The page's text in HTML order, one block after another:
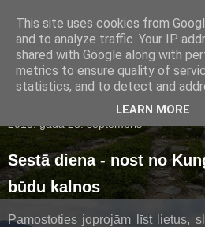
Rams blogs
2013. gada 28. septembris
Sestā diena - nost no
būdu kalnos
Pamostoties joprojām līst lietus,
This site uses cookies from
and to analyze traffic. Your IP
shared with Google along with
metrics to ensure quality of
statistics, and to detect and
LEARN MORE